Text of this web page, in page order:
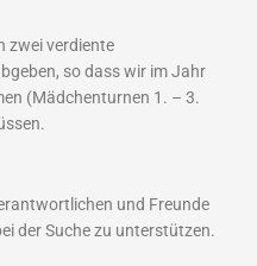
zwei verdiente
so dass wir im Jahr
(Mädchenturnen 1. – 3.
und Freunde
der Suche zu unterstützen.